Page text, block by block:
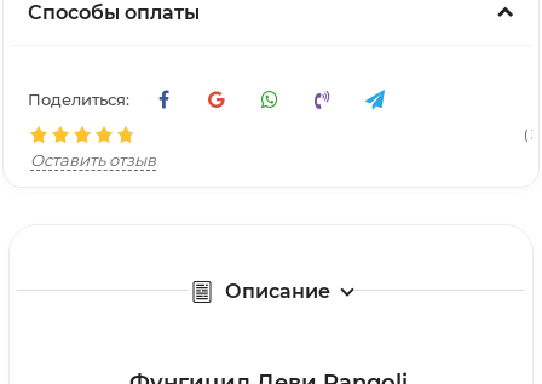
Способы оплаты
Поделиться:
(
Оставить отзыв
Описание